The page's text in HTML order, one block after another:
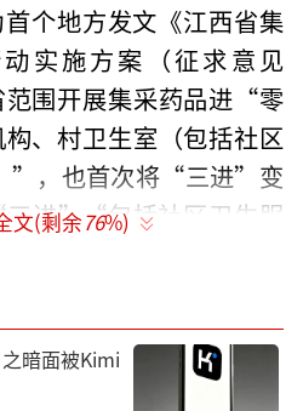
个地方发文《江西省集
实施方案（征求意见
围开展集采药品进“零
、村卫生室（包括社区
，也首次将“三进”变
进”“包括社区卫生服
12日，黑龙江和辽宁发
的专项文件中都包括乡
务中心/站。
文(剩余76%)
暗面被Kimi